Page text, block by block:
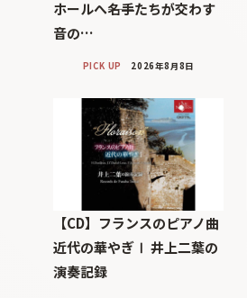
ホールへ――名手たちが交わす
音の…
PICK UP 2026年8月8日
【CD】フランスのピアノ曲
近代の華やぎⅠ 井上二葉の
演奏記録